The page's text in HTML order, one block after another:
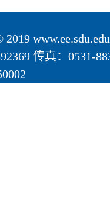
2019
传真：0531-